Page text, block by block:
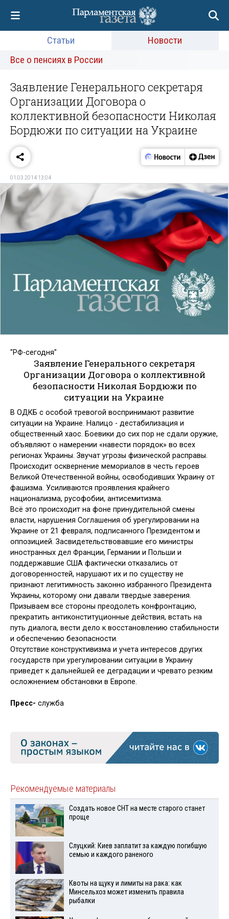
Статьи
Новости
Все о пенсиях в России
Заявление Генерального секретаря
Организации Договора о
коллективной безопасности Николая
Бордюжи по ситуации на Украине
01.03.2014 13:04
"РФ-сегодня"
Заявление Генерального секретаря
Организации Договора о коллективной
безопасности Николая Бордюжи по
ситуации на Украине
В ОДКБ с особой тревогой воспринимают развитие
ситуации на Украине. Налицо - дестабилизация и
общественный хаос. Боевики до сих пор не сдали оружие,
объявляют о намерении «навести порядок» во всех
регионах Украины. Звучат угрозы физической расправы.
Происходит осквернение мемориалов в честь героев
Великой Отечественной войны, освободивших Украину от
фашизма. Усиливаются проявления крайнего
национализма, русофобии, антисемитизма.
Всё это происходит на фоне принудительной смены
власти, нарушения Соглашения об урегулировании на
Украине от 21 февраля, подписанного Президентом и
оппозицией. Засвидетельствовавшие его министры
иностранных дел Франции, Германии и Польши и
поддержавшие США фактически отказались от
договоренностей, нарушают их и по существу не
признают легитимность законно избранного Президента
Украины, которому они давали твердые заверения.
Призываем все стороны преодолеть конфронтацию,
прекратить антиконституционные действия, встать на
путь диалога, вести дело к восстановлению стабильности
и обеспечению безопасности.
Отсутствие конструктивизма и учета интересов других
государств при урегулировании ситуации в Украину
приведет к дальнейшей ее деградации и чревато резким
осложнением обстановки в Европе.
Пресс- служба
Рекомендуемые материалы
Создать новое СНТ на месте старого станет
проще
Слуцкий: Киев заплатит за каждую погибшую
семью и каждого раненого
Квоты на щуку и лимиты на рака: как
Минсельхоз может изменить правила
рыбалки